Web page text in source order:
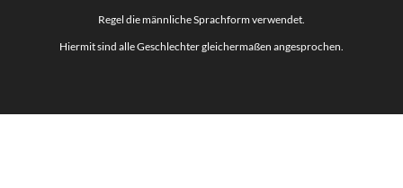
Regel die männliche Sprachform verwendet.
Hiermit sind alle Geschlechter gleichermaßen angesprochen.